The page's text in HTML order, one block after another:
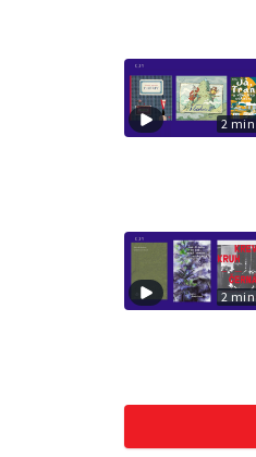
2 min
2 min